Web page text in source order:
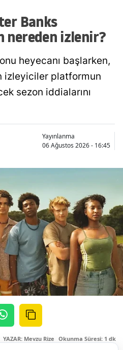
Banks
nereden izlenir?
heyecanı başlarken,
izleyiciler platformun
sezon iddialarını
Yayınlanma
06 Ağustos 2026 - 16:45
YAZAR: Mevzu Rize Okunma Süresi: 1 dk